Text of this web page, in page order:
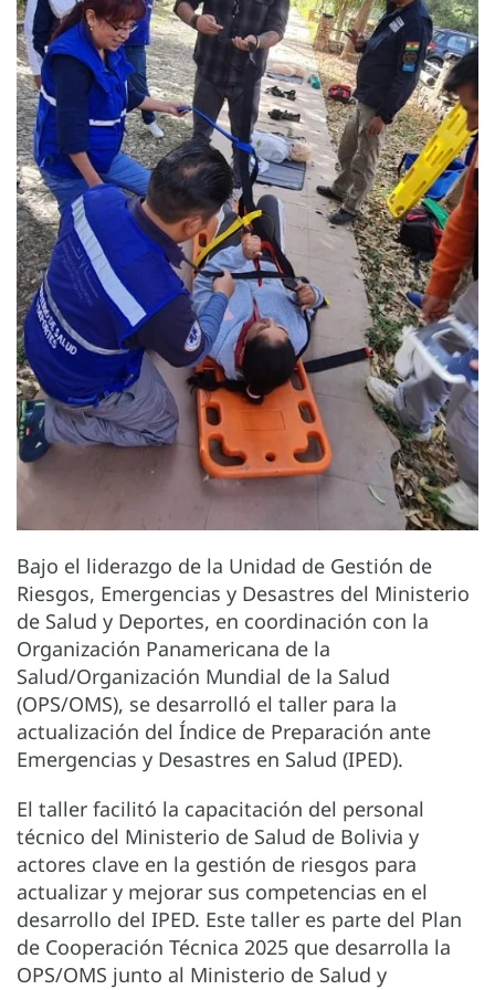
Bajo el liderazgo de la Unidad de Gestión de
Riesgos, Emergencias y Desastres del Ministerio
de Salud y Deportes, en coordinación con la
Organización Panamericana de la
Salud/Organización Mundial de la Salud
(OPS/OMS), se desarrolló el taller para la
actualización del Índice de Preparación ante
Emergencias y Desastres en Salud (IPED).
El taller facilitó la capacitación del personal
técnico del Ministerio de Salud de Bolivia y
actores clave en la gestión de riesgos para
actualizar y mejorar sus competencias en el
desarrollo del IPED. Este taller es parte del Plan
de Cooperación Técnica 2025 que desarrolla la
OPS/OMS junto al Ministerio de Salud y